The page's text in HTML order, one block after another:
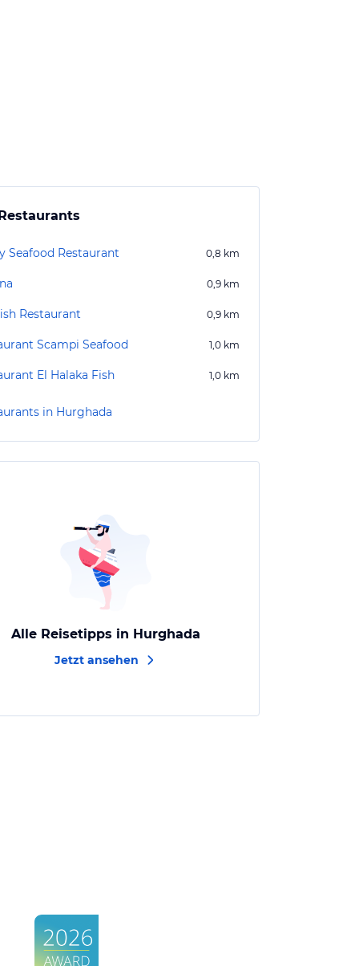
Seafood Restaurant 0,8 km
0,9 km
Restaurant 0,9 km
Scampi Seafood 1,0 km
El Halaka Fish 1,0 km
in Hurghada
Alle Reisetipps in Hurghada
Jetzt ansehen